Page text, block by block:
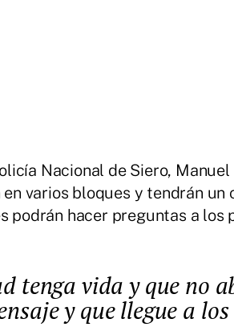
Nacional de Siero,
varios bloques y tendrán un
podrán hacer preguntas a los
y que llegue a